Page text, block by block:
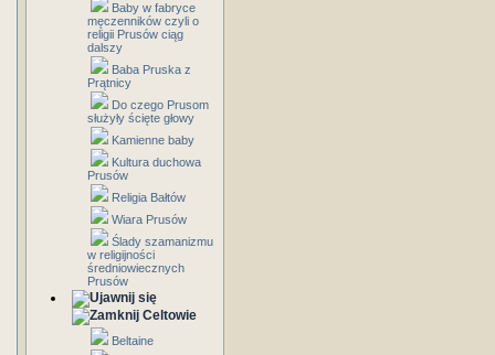
Baby w fabryce
męczenników czyli o
religii Prusów ciąg
dalszy
Baba Pruska z
Prątnicy
Do czego Prusom
służyły ścięte głowy
Kamienne baby
Kultura duchowa
Prusów
Religia Bałtów
Wiara Prusów
Ślady szamanizmu
w religijności
średniowiecznych
Prusów
Celtowie
Beltaine